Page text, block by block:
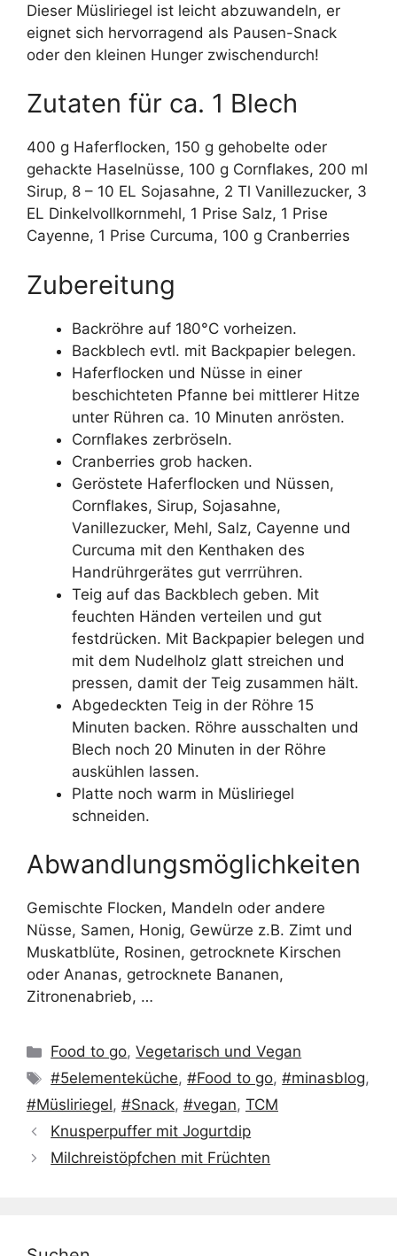
Dieser Müsliriegel ist leicht abzuwandeln, er
eignet sich hervorragend als Pausen-Snack
oder den kleinen Hunger zwischendurch!
Zutaten für ca. 1 Blech
400 g Haferflocken, 150 g gehobelte oder
gehackte Haselnüsse, 100 g Cornflakes, 200 ml
Sirup, 8 – 10 EL Sojasahne, 2 Tl Vanillezucker, 3
EL Dinkelvollkornmehl, 1 Prise Salz, 1 Prise
Cayenne, 1 Prise Curcuma, 100 g Cranberries
Zubereitung
Backröhre auf 180°C vorheizen.
Backblech evtl. mit Backpapier belegen.
Haferflocken und Nüsse in einer
beschichteten Pfanne bei mittlerer Hitze
unter Rühren ca. 10 Minuten anrösten.
Cornflakes zerbröseln.
Cranberries grob hacken.
Geröstete Haferflocken und Nüssen,
Cornflakes, Sirup, Sojasahne,
Vanillezucker, Mehl, Salz, Cayenne und
Curcuma mit den Kenthaken des
Handrührgerätes gut verrrühren.
Teig auf das Backblech geben. Mit
feuchten Händen verteilen und gut
festdrücken. Mit Backpapier belegen und
mit dem Nudelholz glatt streichen und
pressen, damit der Teig zusammen hält.
Abgedeckten Teig in der Röhre 15
Minuten backen. Röhre ausschalten und
Blech noch 20 Minuten in der Röhre
auskühlen lassen.
Platte noch warm in Müsliriegel
schneiden.
Abwandlungsmöglichkeiten
Gemischte Flocken, Mandeln oder andere
Nüsse, Samen, Honig, Gewürze z.B. Zimt und
Muskatblüte, Rosinen, getrocknete Kirschen
oder Ananas, getrocknete Bananen,
Zitronenabrieb, …
Kategorien
Food to go,Vegetarisch und Vegan
Schlagwörter
#5elementeküche,#Food to go,#minasblog,
#Müsliriegel, #Snack, #vegan, TCM
Knusperpuffer mit Jogurtdip
Milchreistöpfchen mit Früchten